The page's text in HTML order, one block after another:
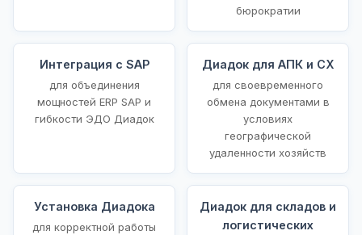
бюрократии
Интеграция с SAP
для объединения
мощностей ERP SAP и
гибкости ЭДО Диадок
Диадок для АПК и СХ
для своевременного
обмена документами в
условиях
географической
удаленности хозяйств
Установка Диадока
для корректной работы
Диадок для складов и
логистических